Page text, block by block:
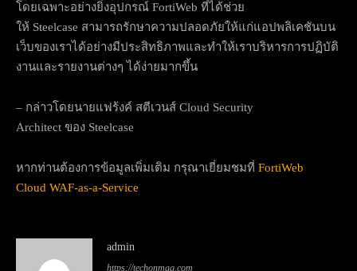
โดยเฉพาะอย่างยิ่งอุปกรณ์ FortiWeb ที่ได้ช่วย
ให้ Steelcase สามารถรักษาความปลอดภัยให้แก่แอปพลิเคชันบน
เว็บของเราได้อย่างมีประสิทธิภาพและทำให้เราบริหารการปฏิบัติ
งานและรายงานต่างๆ ได้ง่ายมากขึ้น
– กล่าวโดยนายแฟร้งค์ สตีเวนส์ Cloud Security
Architect ของ Steelcase
หากท่านต้องการข้อมูลเพิ่มเติม กรุณาเยี่ยมชมที่ FortiWeb
Cloud WAF-as-a-Service
admin
https://techonmag.com